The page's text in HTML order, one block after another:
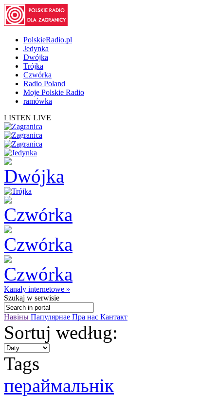
PolskieRadio.pl
Jedynka
Dwójka
Trójka
Czwórka
Radio Poland
Moje Polskie Radio
ramówka
LISTEN LIVE
Kanały internetowe »
Szukaj w serwisie
Навіны Папулярнае Пра нас Кантакт
Sortuj według:
Tags
пераймальнік